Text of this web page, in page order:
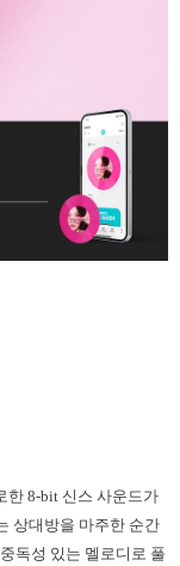
한 8-bit 신스 사운드가
상대방을 마주한 순간
독성 있는 멜로디로 풀